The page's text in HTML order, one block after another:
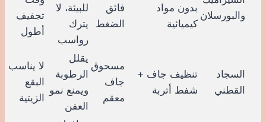
والبورسلان
بدون مواد
كيميائية
فائق
الضغط
للبيئة، لا
يترك
رواسب
تجفيف
أطول
السجاد
القطني
تنظيف جاف +
شفط أتربة
مسحوق
جاف
معقم
يقلل
الرطوبة
ويمنع نمو
العفن
لا يناسب
البقع
الزيتية